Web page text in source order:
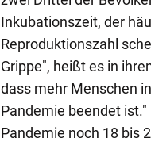
Inkubationszeit, der
Reproduktionszahl
Grippe", heißt es in
dass mehr Menschen
Pandemie beendet
Pandemie noch 18 bis